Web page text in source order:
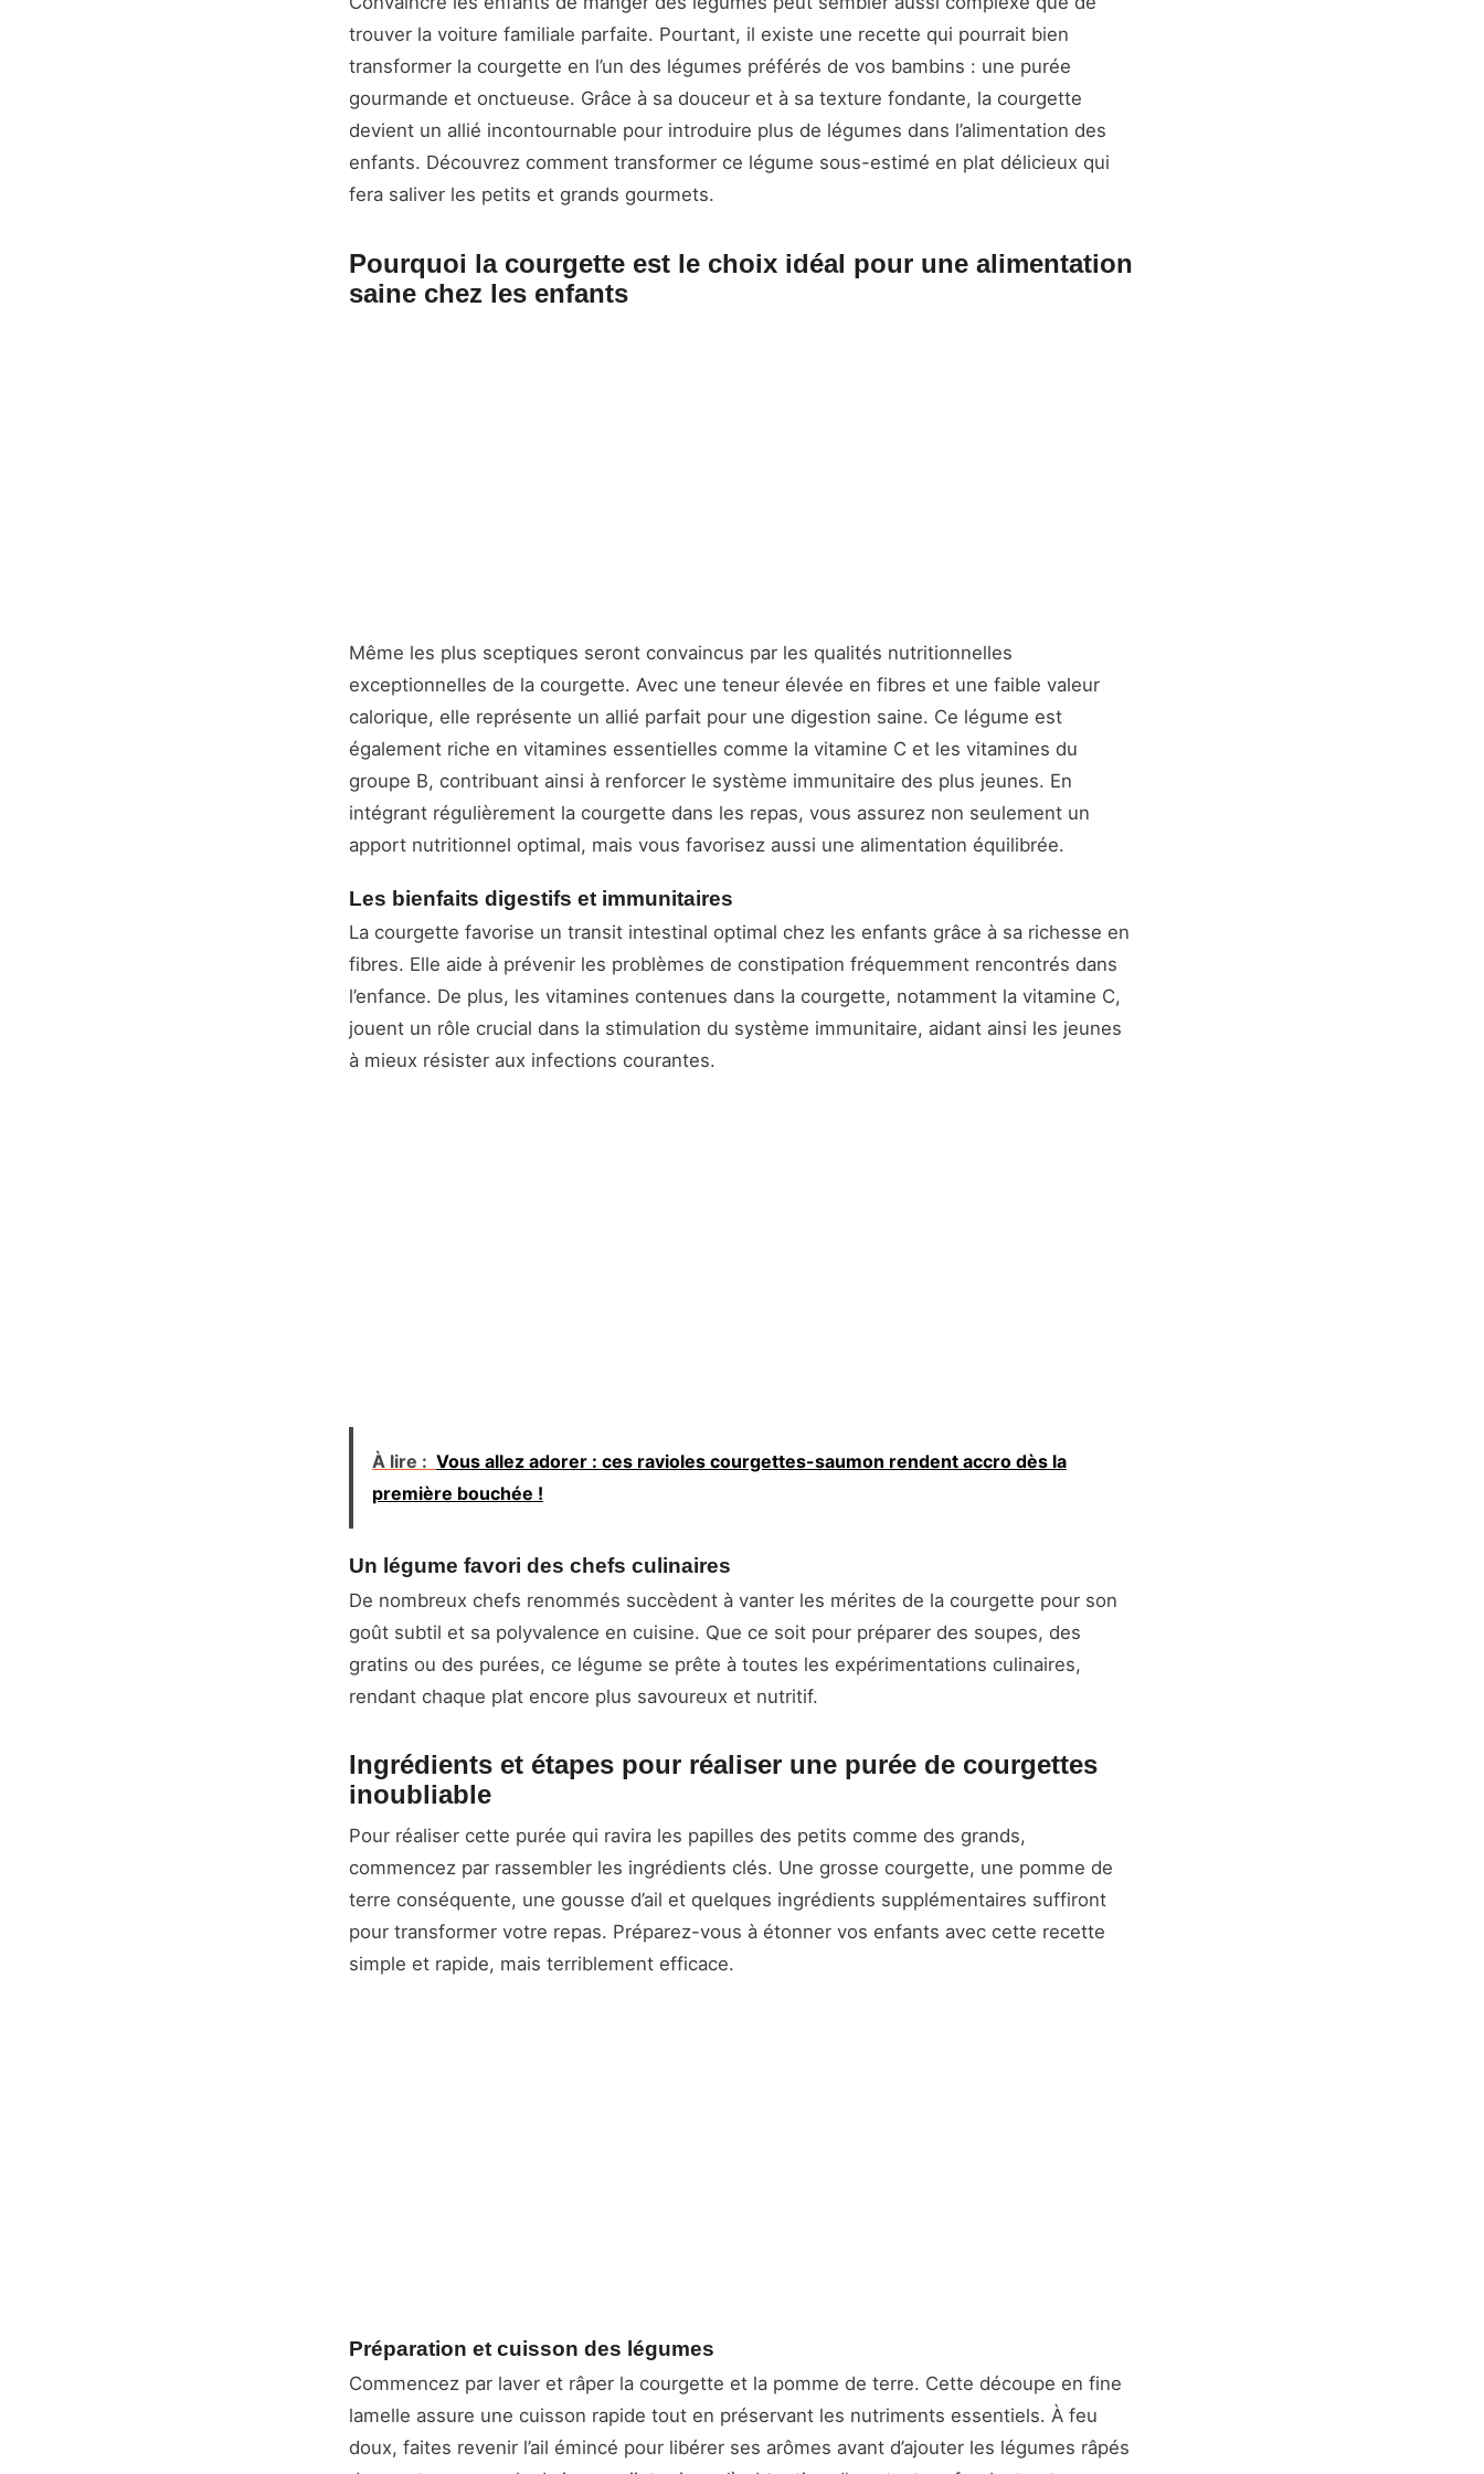
trouver la voiture familiale parfaite. Pourtant, il existe une recette qui pourrait bien
transformer la courgette en l’un des légumes préférés de vos bambins : une purée
gourmande et onctueuse. Grâce à sa douceur et à sa texture fondante, la courgette
devient un allié incontournable pour introduire plus de légumes dans l’alimentation des
enfants. Découvrez comment transformer ce légume sous-estimé en plat délicieux qui
fera saliver les petits et grands gourmets.
Pourquoi la courgette est le choix idéal pour une alimentation
saine chez les enfants
Même les plus sceptiques seront convaincus par les qualités nutritionnelles
exceptionnelles de la courgette. Avec une teneur élevée en fibres et une faible valeur
calorique, elle représente un allié parfait pour une digestion saine. Ce légume est
également riche en vitamines essentielles comme la vitamine C et les vitamines du
groupe B, contribuant ainsi à renforcer le système immunitaire des plus jeunes. En
intégrant régulièrement la courgette dans les repas, vous assurez non seulement un
apport nutritionnel optimal, mais vous favorisez aussi une alimentation équilibrée.
Les bienfaits digestifs et immunitaires
La courgette favorise un transit intestinal optimal chez les enfants grâce à sa richesse en
fibres. Elle aide à prévenir les problèmes de constipation fréquemment rencontrés dans
l’enfance. De plus, les vitamines contenues dans la courgette, notamment la vitamine C,
jouent un rôle crucial dans la stimulation du système immunitaire, aidant ainsi les jeunes
à mieux résister aux infections courantes.
À lire : Vous allez adorer : ces ravioles courgettes-saumon rendent accro dès la
première bouchée !
Un légume favori des chefs culinaires
De nombreux chefs renommés succèdent à vanter les mérites de la courgette pour son
goût subtil et sa polyvalence en cuisine. Que ce soit pour préparer des soupes, des
gratins ou des purées, ce légume se prête à toutes les expérimentations culinaires,
rendant chaque plat encore plus savoureux et nutritif.
Ingrédients et étapes pour réaliser une purée de courgettes
inoubliable
Pour réaliser cette purée qui ravira les papilles des petits comme des grands,
commencez par rassembler les ingrédients clés. Une grosse courgette, une pomme de
terre conséquente, une gousse d’ail et quelques ingrédients supplémentaires suffiront
pour transformer votre repas. Préparez-vous à étonner vos enfants avec cette recette
simple et rapide, mais terriblement efficace.
Préparation et cuisson des légumes
Commencez par laver et râper la courgette et la pomme de terre. Cette découpe en fine
lamelle assure une cuisson rapide tout en préservant les nutriments essentiels. À feu
doux, faites revenir l’ail émincé pour libérer ses arômes avant d’ajouter les légumes râpés